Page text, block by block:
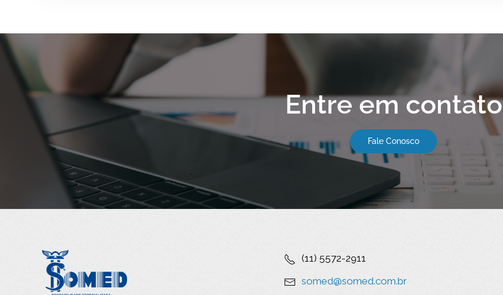
Entre em contato
Fale Conosco
(11) 5572-2911
somed@somed.com.br